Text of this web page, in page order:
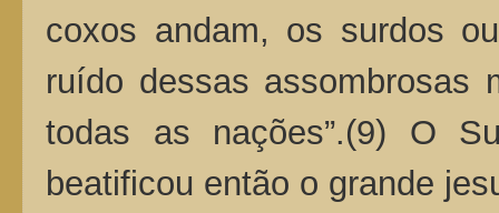
coxos andam, os surdos
ruído dessas assombrosas
todas as nações”.(9) O
beatificou então o grande